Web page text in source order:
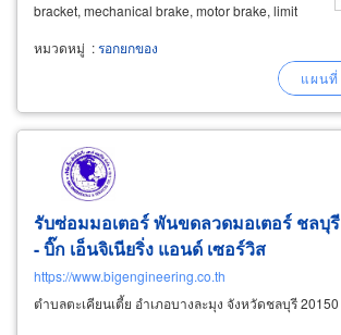
bracket, mechanical brake, motor brake, limit
push button pendant, ขายอะไหล่รอกสลิงไฟฟ้า
หมวดหมู่ :รอกยกของ
รับซ่อมมอเตอร์ พันขดลวดมอเตอร์ ชลบุรี
- บิ๊ก เอ็นจิเนียริ่ง แอนด์ เซอร์วิส
https://www.bigengineering.co.th
ตำบลตะเคียนเตี้ย อำเภอบางละมุง จังหวัดชลบุรี 20150